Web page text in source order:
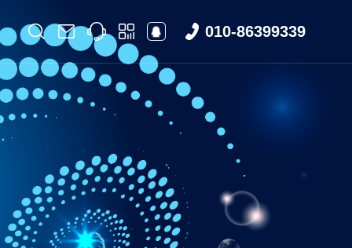
010-86399339